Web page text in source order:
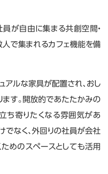
が自由に集まる共創空間・
人で集まれるカフェ機能を備
アルな家具が配置され、おし
す。開放的であたたかみの
ち寄りたくなる雰囲気があ
でなく、外回りの社員が会社
めのスペースとしても活用